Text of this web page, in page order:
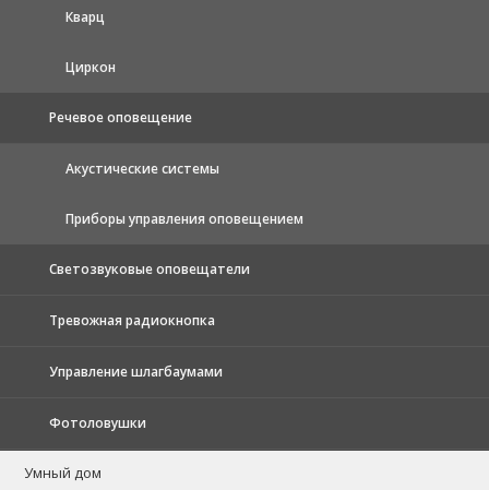
Кварц
Циркон
Речевое оповещение
Акустические системы
Приборы управления оповещением
Светозвуковые оповещатели
Тревожная радиокнопка
Управление шлагбаумами
Фотоловушки
Умный дом